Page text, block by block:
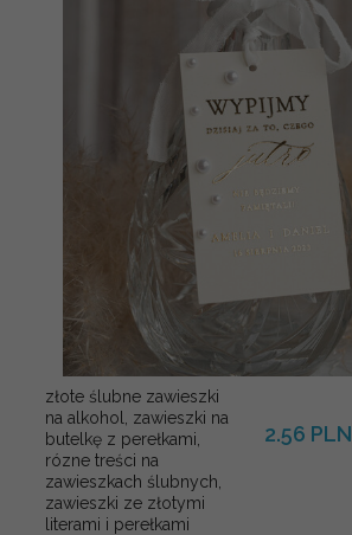
złote ślubne zawieszki
na alkohol, zawieszki na
butelkę z perełkami,
rózne treści na
zawieszkach ślubnych,
zawieszki ze złotymi
literami i perełkami
2.56 PLN